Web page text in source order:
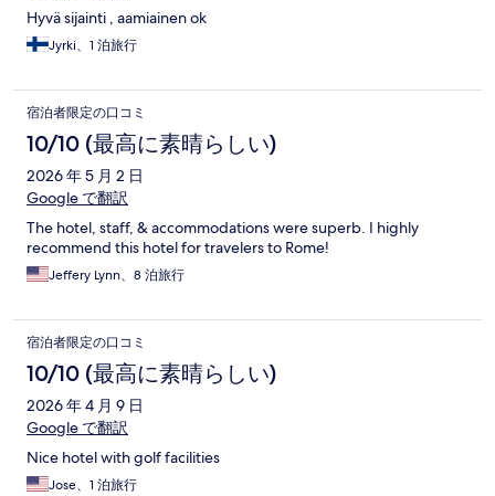
Hyvä sijainti , aamiainen ok
Jyrki、1 泊旅行
宿泊者限定の口コミ
10/10 (最高に素晴らしい)
2026 年 5 月 2 日
Google で翻訳
The hotel, staff, & accommodations were superb. I highly
recommend this hotel for travelers to Rome!
Jeffery Lynn、8 泊旅行
宿泊者限定の口コミ
10/10 (最高に素晴らしい)
2026 年 4 月 9 日
Google で翻訳
Nice hotel with golf facilities
Jose、1 泊旅行